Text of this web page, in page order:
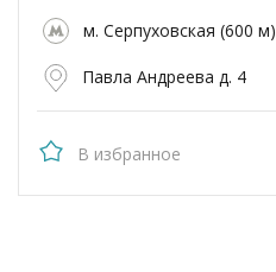
м. Серпуховская (600 м)
Павла Андреева д. 4
В избранное